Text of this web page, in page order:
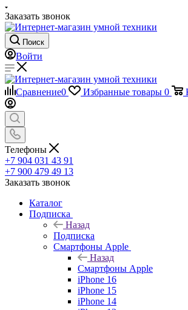
Заказать звонок
Поиск
Войти
Сравнение0 Избранные товары 0
Телефоны
+7 904 031 43 91
+7 900 479 49 13
Заказать звонок
Каталог
Подписка
Назад
Подписка
Смартфоны Apple
Назад
Смартфоны Apple
iPhone 16
iPhone 15
iPhone 14